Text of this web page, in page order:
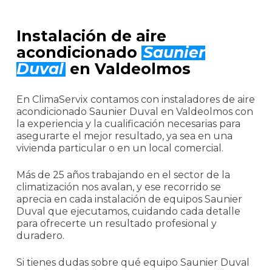
Instalación de aire
acondicionado Saunier
Duval en Valdeolmos
En ClimaServix contamos con instaladores de aire
acondicionado Saunier Duval en Valdeolmos con
la experiencia y la cualificación necesarias para
asegurarte el mejor resultado, ya sea en una
vivienda particular o en un local comercial.
Más de 25 años trabajando en el sector de la
climatización nos avalan, y ese recorrido se
aprecia en cada instalación de equipos Saunier
Duval que ejecutamos, cuidando cada detalle
para ofrecerte un resultado profesional y
duradero.
Si tienes dudas sobre qué equipo Saunier Duval